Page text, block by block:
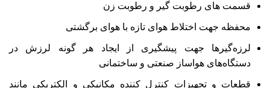
قسمت‌ های رطوبت گیر و رطوبت زن
محفظه جهت اختلاط هوای تازه با هوای برگشتی
لرزه‌گیرها جهت پیشگیری از ایجاد هر گونه لرزش در
دستگاه‌های هواساز صنعتی و ساختمانی
قطعات و تجهیزات کنترل کننده مکانیکی و الکتریکی مانند